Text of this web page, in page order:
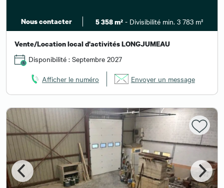
Nous contacter 5 358 m² - Divisibilité min. 3 783 m²
Vente/Location local d'activités LONGJUMEAU
Disponibilité : Septembre 2027
Afficher le numéro Envoyer un message